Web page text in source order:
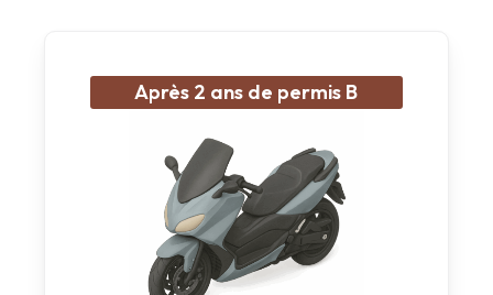
Après 2 ans de permis B